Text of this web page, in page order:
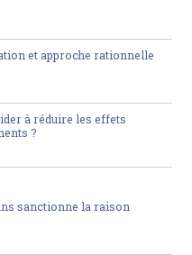
et approche rationnelle
à réduire les effets
?
sanctionne la raison